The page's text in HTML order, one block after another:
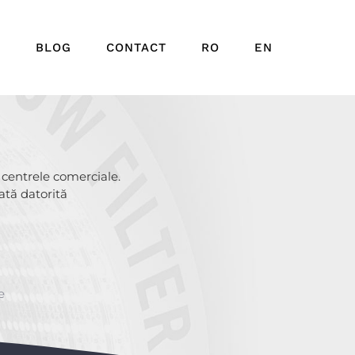
BLOG CONTACT RO EN
comerciale.
datorită